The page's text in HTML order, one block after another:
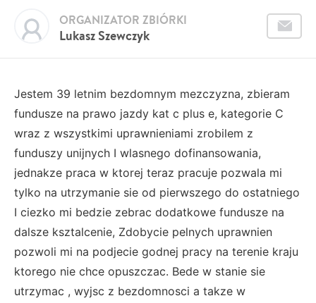
Lukasz Szewczyk
ORGANIZATOR ZBIÓRKI
Jestem 39 letnim bezdomnym mezczyzna, zbieram
fundusze na prawo jazdy kat c plus e, kategorie C
wraz z wszystkimi uprawnieniami zrobilem z
funduszy unijnych I wlasnego dofinansowania,
jednakze praca w ktorej teraz pracuje pozwala mi
tylko na utrzymanie sie od pierwszego do ostatniego
I ciezko mi bedzie zebrac dodatkowe fundusze na
dalsze ksztalcenie, Zdobycie pelnych uprawnien
pozwoli mi na podjecie godnej pracy na terenie kraju
ktorego nie chce opuszczac. Bede w stanie sie
utrzymac , wyjsc z bezdomnosci a takze w